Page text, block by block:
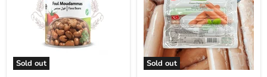
Sold out Sold out